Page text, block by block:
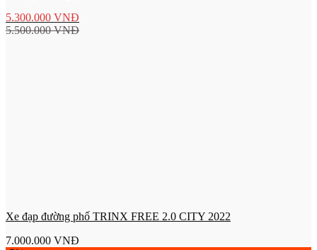
5.300.000 VNĐ
5.500.000VNĐ
Xe đạp đường phố TRINX FREE 2.0 CITY 2022
7.000.000 VNĐ